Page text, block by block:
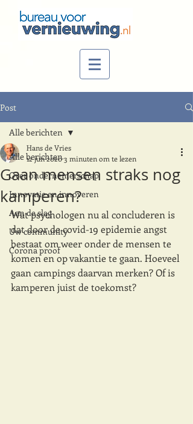
Post
Alle berichten
Over ondernemerschap
Innovatie en innoveren
Aan de slag
Uw community
Corona proof
Alle berichten
Gaan mensen straks nog
kamperen?
Hans de Vries
12 jun 20203 minuten om te lezen
Wat psychologen nu al concluderen is
dat door de covid-19 epidemie angst
bestaat om weer onder de mensen te
komen en op vakantie te gaan. Hoeveel
gaan campings daarvan merken? Of is
kamperen juist de toekomst?